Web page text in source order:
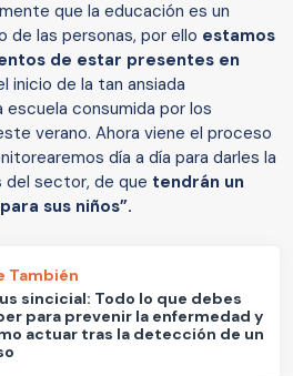
que la educación es un
de las personas, por ello estamos
de estar presentes en
inicio de la tan ansiada
escuela consumida por los
verano. Ahora viene el proceso
día a día para darles la
del sector, de que tendrán un
sus niños”.
También
sincicial: Todo lo que debes
para prevenir la enfermedad y
actuar tras la detección de un